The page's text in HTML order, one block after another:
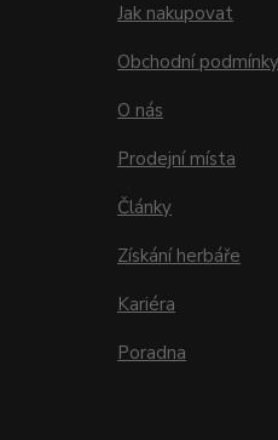
Jak nakupovat
Obchodní podmínky
O nás
Prodejní místa
Články
Získání herbáře
Kariéra
Poradna